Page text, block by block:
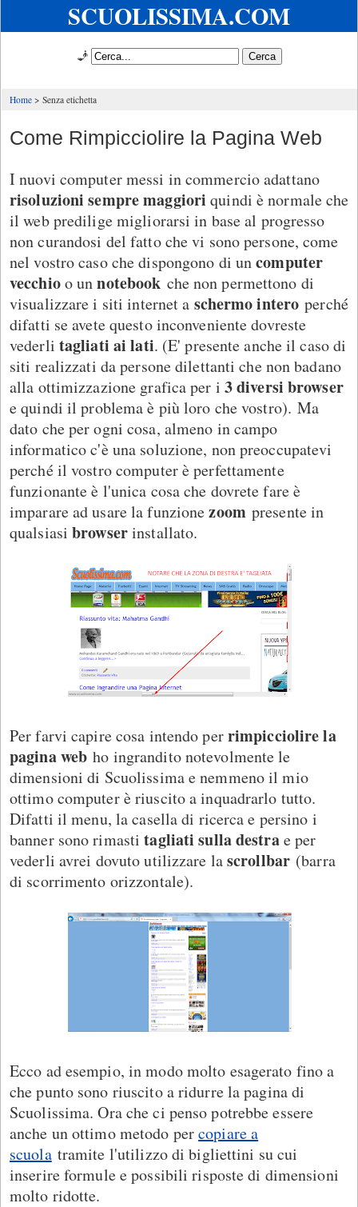
SCUOLISSIMA.COM
🧞
Home Senza etichetta
Come Rimpicciolire la Pagina Web
I nuovi computer messi in commercio adattano
risoluzioni sempre maggioriquindi è normale che
il web predilige migliorarsi in base al progresso
non curandosi del fatto che vi sono persone, come
nel vostro caso che dispongono di uncomputer
vecchioo unnotebook che non permettono di
visualizzare i siti internet a schermo intero perché
difatti se avete questo inconveniente dovreste
vederli tagliati ai lati. (E' presente anche il caso di
siti realizzati da persone dilettanti che non badano
alla ottimizzazione grafica per i 3 diversi browser
e quindi il problema è più loro che vostro). Ma
dato che per ogni cosa, almeno in campo
informatico c'è una soluzione, non preoccupatevi
perché il vostro computer è perfettamente
funzionante è l'unica cosa che dovrete fare è
imparare ad usare la funzionezoompresente in
qualsiasibrowserinstallato.
Per farvi capire cosa intendo perrimpicciolire la
pagina web ho ingrandito notevolmente le
dimensioni di Scuolissima e nemmeno il mio
ottimo computer è riuscito a inquadrarlo tutto.
Difatti il menu, la casella di ricerca e persino i
banner sono rimastitagliati sulla destrae per
vederli avrei dovuto utilizzare lascrollbar (barra
di scorrimento orizzontale).
Ecco ad esempio, in modo molto esagerato fino a
che punto sono riuscito a ridurre la pagina di
Scuolissima. Ora che ci penso potrebbe essere
anche un ottimo metodo percopiare a
scuolatramite l'utilizzo di bigliettini su cui
inserire formule e possibili risposte di dimensioni
molto ridotte.